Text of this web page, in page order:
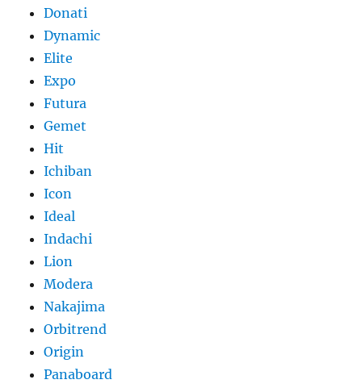
Donati
Dynamic
Elite
Expo
Futura
Gemet
Hit
Ichiban
Icon
Ideal
Indachi
Lion
Modera
Nakajima
Orbitrend
Origin
Panaboard